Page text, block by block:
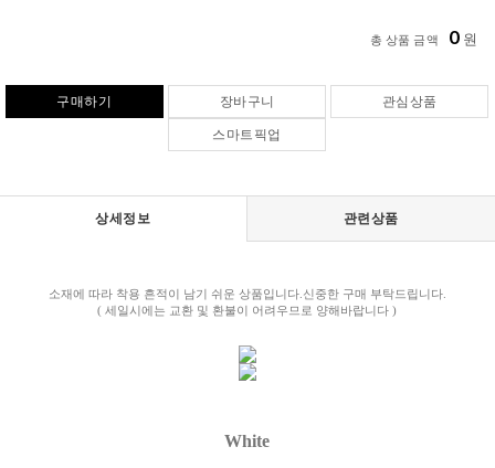
총 상품 금액 0 원
구매하기 장바구니
관심상품
스마트픽업
상세정보 관련상품
소재에 따라 착용 흔적이 남기 쉬운 상품입니다.신중한 구매 부탁드립니다.
( 세일시에는 교환 및 환불이 어려우므로 양해바랍니다 )
White